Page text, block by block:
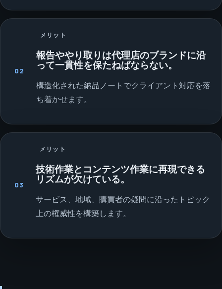
02
メリット
報告ややり取りは代理店のブランドに沿
って一貫性を保たねばならない。
構造化された納品ノートでクライアント対応を落
ち着かせます。
03
メリット
技術作業とコンテンツ作業に再現できる
リズムが欠けている。
サービス、地域、購買者の疑問に沿ったトピック
上の権威性を構築します。